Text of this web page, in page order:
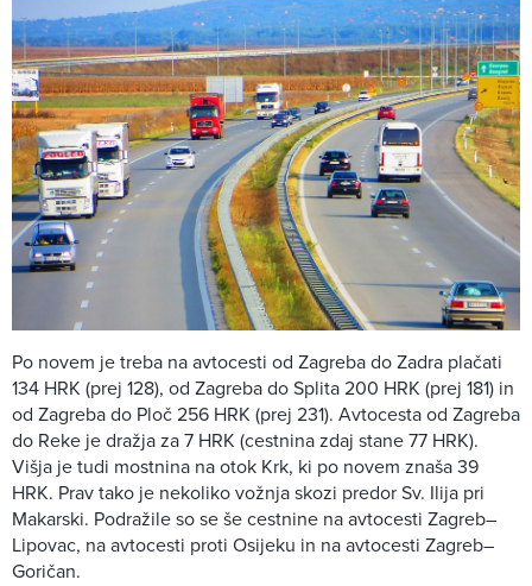
Po novem je treba na avtocesti od Zagreba do Zadra plačati
134 HRK (prej 128), od Zagreba do Splita 200 HRK (prej 181) in
od Zagreba do Ploč 256 HRK (prej 231). Avtocesta od Zagreba
do Reke je dražja za 7 HRK (cestnina zdaj stane 77 HRK).
Višja je tudi mostnina na otok Krk, ki po novem znaša 39
HRK. Prav tako je nekoliko vožnja skozi predor Sv. Ilija pri
Makarski. Podražile so se še cestnine na avtocesti Zagreb–
Lipovac, na avtocesti proti Osijeku in na avtocesti Zagreb–
Goričan.